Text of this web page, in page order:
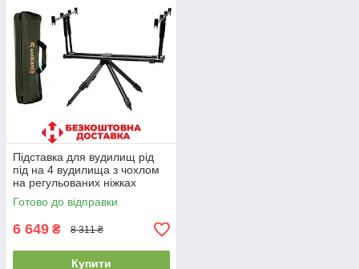
Підставка для вудилищ рід
під на 4 вудилища з чохлом
на регульованих ніжках
Gladiator RP188
Готово до відправки
6 649 ₴ 8 311 ₴
Купити